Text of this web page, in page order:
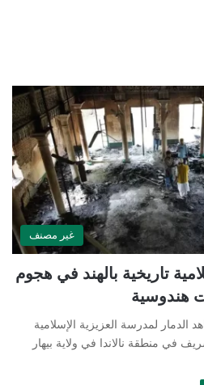
غير مصنف
تاريخية بالهند في هجوم
هندوسية
الدمار لمدرسة العزيزية الإسلامية
في منطقة نالاندا في ولاية بيهار